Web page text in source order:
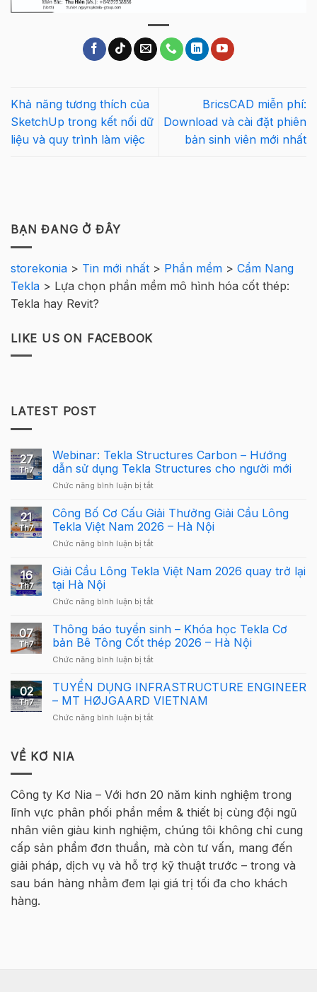
Khả năng tương thích của
SketchUp trong kết nối dữ
liệu và quy trình làm việc
BricsCAD miễn phí:
Download và cài đặt phiên
bản sinh viên mới nhất
BẠN ĐANG Ở ĐÂY
storekonia > Tin mới nhất > Phần mềm > Cẩm Nang
Tekla > Lựa chọn phần mềm mô hình hóa cốt thép:
Tekla hay Revit?
LIKE US ON FACEBOOK
LATEST POST
27
Th7
Webinar: Tekla Structures Carbon – Hướng
dẫn sử dụng Tekla Structures cho người mới
Chức năng bình luận bị tắtở
Tekla
Structures
Carbon
–
dẫn
Tekla
cho
người
21
Th7
Công Bố Cơ Cấu Giải Thưởng Giải Cầu Lông
Tekla Việt Nam 2026 – Hà Nội
Chức năng bình luận bị tắtở
Bố
Cơ
Giải
Giải
Cầu
Lông
Tekla
Nam
2026
Hà
16
Th7
Giải Cầu Lông Tekla Việt Nam 2026 quay trở lại
tại Hà Nội
Chức năng bình luận bị tắtở
Cầu
Lông
Tekla
Việt
2026
quay
lại
07
Th7
Thông báo tuyển sinh – Khóa học Tekla Cơ
bản Bê Tông Cốt thép 2026 – Hà Nội
Chức năng bình luận bị tắtở
báo
tuyển
sinh
–
Bê
Cốt
thép
2026
–
Hà
Nội
02
Th7
TUYỂN DỤNG INFRASTRUCTURE ENGINEER
– MT HØJGAARD VIETNAM
Chức năng bình luận bị tắtở
MT
HØJGAARD
VIETNAM
VỀ KƠ NIA
Công ty Kơ Nia – Với hơn 20 năm kinh nghiệm trong
lĩnh vực phân phối phần mềm & thiết bị cùng đội ngũ
nhân viên giàu kinh nghiệm, chúng tôi không chỉ cung
cấp sản phẩm đơn thuần, mà còn tư vấn, mang đến
giải pháp, dịch vụ và hỗ trợ kỹ thuật trước – trong và
sau bán hàng nhằm đem lại giá trị tối đa cho khách
hàng.